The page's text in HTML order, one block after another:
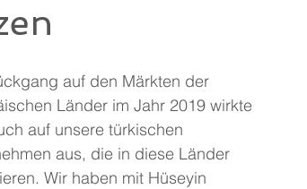
auf den Märkten der
Länder im Jahr 2019 wirkte
auf unsere türkischen
aus, die in diese Länder
Wir haben mit Hüseyin